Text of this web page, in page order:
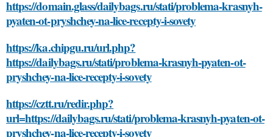
https://domain.glass/dailybags.ru/stati/problema-krasnyh-
pyaten-ot-pryshchey-na-lice-recepty-i-sovety
https://ka.chipgu.ru/url.php?
https://dailybags.ru/stati/problema-krasnyh-pyaten-ot-
pryshchey-na-lice-recepty-i-sovety
https://cztt.ru/redir.php?
url=https://dailybags.ru/stati/problema-krasnyh-pyaten-ot-
pryshchey-na-lice-recepty-i-sovety